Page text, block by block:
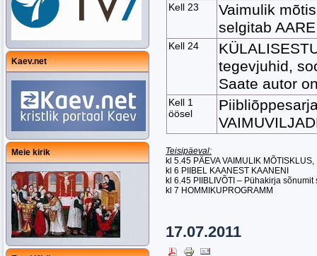
Kaev.net
Meie kirik
Kell 23
Vaimulik
selgitab
Kell 24
tegevjuhid,
Saate autor
Kell 1
öösel
Teisipäeval:
kl 5.45 PÄEVA VAIMULIK MÕTISKLUS,
kl 6 PIIBEL KAANEST KAANENI
kl 6.45 PIIBLIVÕTI – Pühakirja sõnumit
kl 7 HOMMIKUPROGRAMM
17.07.2011